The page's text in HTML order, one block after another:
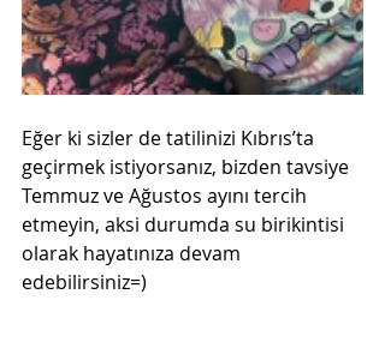
Eğer ki sizler de tatilinizi Kıbrıs’ta
geçirmek istiyorsanız, bizden tavsiye
Temmuz ve Ağustos ayını tercih
etmeyin, aksi durumda su birikintisi
olarak hayatınıza devam
edebilirsiniz=)